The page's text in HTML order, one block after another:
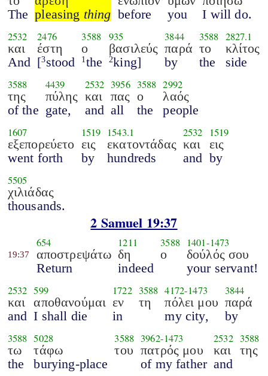
The pleasing thing before
you
I will do.
2532
και
And
2476
έστη
[3stood
3588
ο
1 the
935
βασιλεύς
2king]
3844
παρά
by
3588
το
the
2827.1
κλίτος
side
3588
της
of the
4439
πύλης
gate,
2532
και
and
3956
πας
all
3588
ο
the
2992
λαός
people
1607
εξεπορεύετο
went forth
1519
εις
by
1543.1
εκατοντάδας
hundreds
2532
και
and
1519
εις
by
5505
χιλιάδας
thousands.
2 Samuel 19:37
19:37
654
αποστρεψάτω
Return
1211
δη
indeed
3588
ο
1401-1473
δούλός σου
your servant!
2532
και
and
599
αποθανούμαι
I shall die
1722
εν
in
3588
τη
4172-1473
πόλει μου
my city,
3844
παρά
by
3588
τω
the
5028
τάφω
burying-place
3588
του
3962-1473
πατρός μου
of my father
2532
και
and
3588
της